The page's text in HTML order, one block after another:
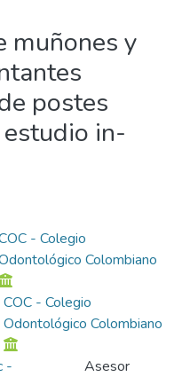
muñones y
postes
in-
- Colegio
Colombiano
COC - Colegio
Odontológico Colombiano
-
Asesor